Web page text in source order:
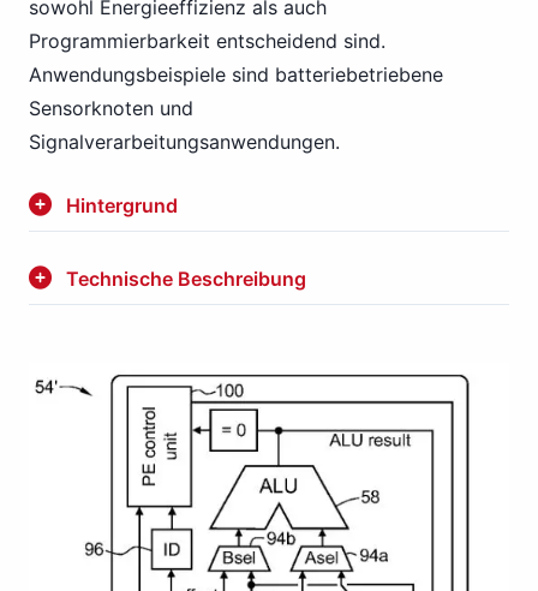
sowohl Energieeffizienz als auch
Programmierbarkeit entscheidend sind.
Anwendungsbeispiele sind batteriebetriebene
Sensorknoten und
Signalverarbeitungsanwendungen.
Hintergrund
Technische Beschreibung